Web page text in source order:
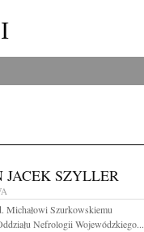
JACEK SZYLLER
Michałowi Szurkowskiemu
Nefrologii Wojewódzkiego...